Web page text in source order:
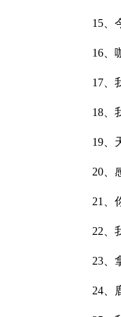
15、
16、
17、
18、
19、
20、
21、
22、
23、
24、